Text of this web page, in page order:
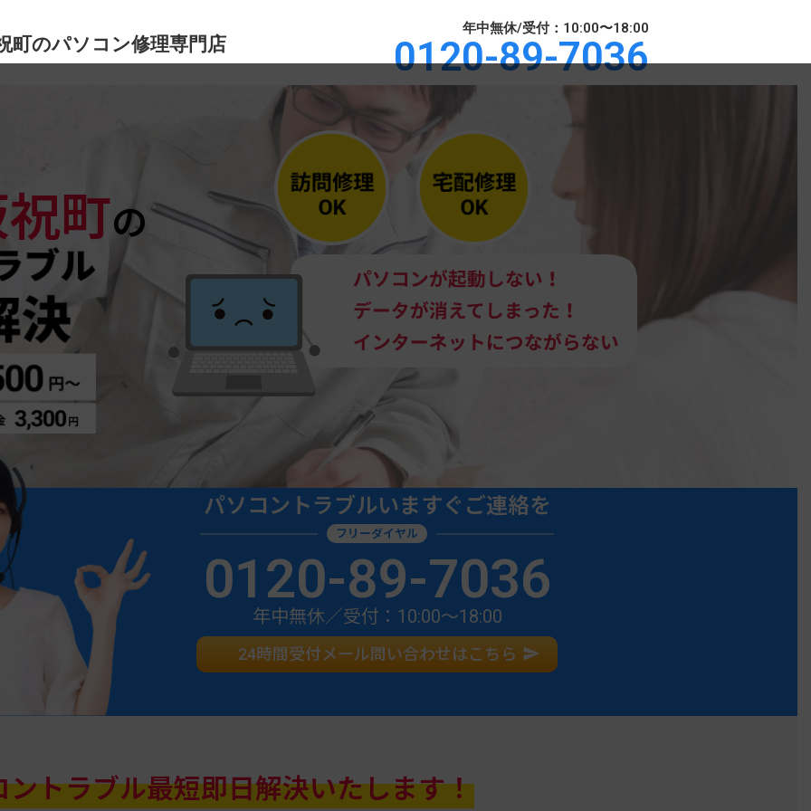
町のパソコン修理専門店
年中無休/受付：10:00〜18:00
0120-89-7036
町の
パソコントラブルいますぐご連絡を
フリーダイヤル
0120-89-7036
年中無休／受付：10:00〜18:00
24時間受付メール問い合わせはこちら
ントラブル最短即日解決いたします！